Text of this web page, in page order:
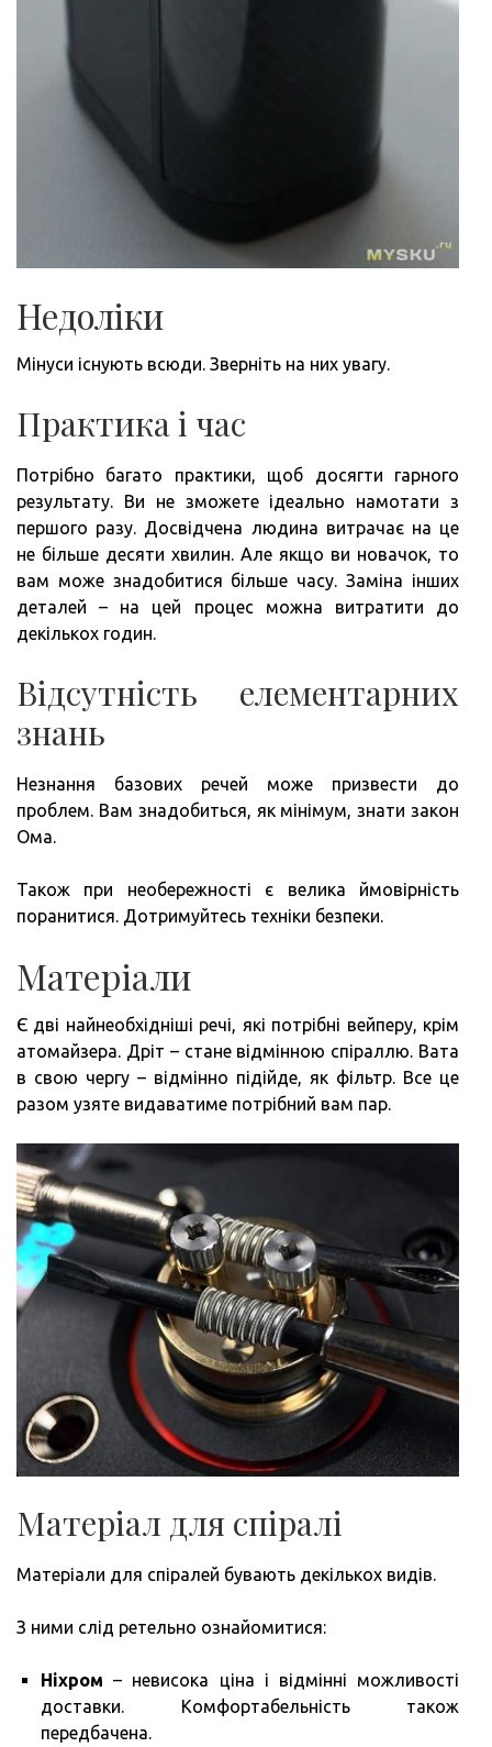
Недоліки
Мінуси існують всюди. Зверніть на них увагу.
Практика і час
Потрібно багато практики, щоб досягти гарного
результату. Ви не зможете ідеально намотати з
першого разу. Досвідчена людина витрачає на це
не більше десяти хвилин. Але якщо ви новачок, то
вам може знадобитися більше часу. Заміна інших
деталей – на цей процес можна витратити до
декількох годин.
Відсутність елементарних
знань
Незнання базових речей може призвести до
проблем. Вам знадобиться, як мінімум, знати закон
Ома.
Також при необережності є велика ймовірність
поранитися. Дотримуйтесь техніки безпеки.
Матеріали
Є дві найнеобхідніші речі, які потрібні вейперу, крім
атомайзера. Дріт – стане відмінною спіраллю. Вата
в свою чергу – відмінно підійде, як фільтр. Все це
разом узяте видаватиме потрібний вам пар.
Матеріал для спіралі
Матеріали для спіралей бувають декількох видів.
З ними слід ретельно ознайомитися:
Ніхром – невисока ціна і відмінні можливості
доставки. Комфортабельність також
передбачена.